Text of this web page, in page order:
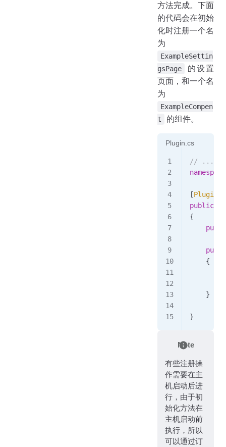
方法完成。下面
的代码会在初始
化时注册一个名
为
ExampleSettin
gsPage
的设置
页面，和一个名
为
ExampleCompen
t
的组件。
Plugin.cs
// ...
namespace
[
public
{
    {
    }
}
Note
有些注册操
作需要在主
机启动后进
行，由于初
始化方法在
主机启动前
执行，所以
可以通过订